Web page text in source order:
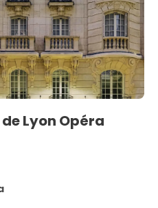
Lyon Opéra